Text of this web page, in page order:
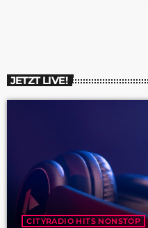
JETZT LIVE!
CITYRADIO HITS NONSTOP